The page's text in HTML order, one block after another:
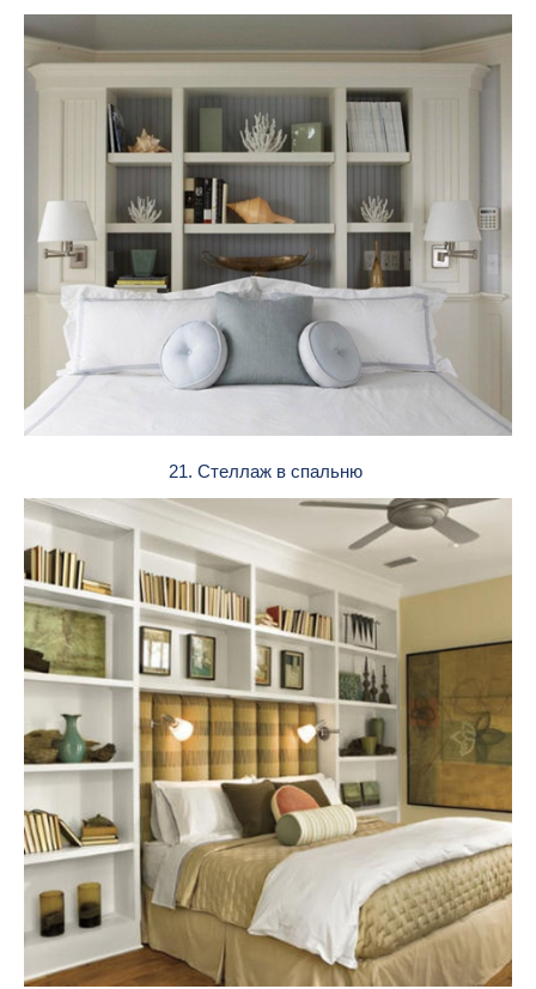
21. Стеллаж в спальню